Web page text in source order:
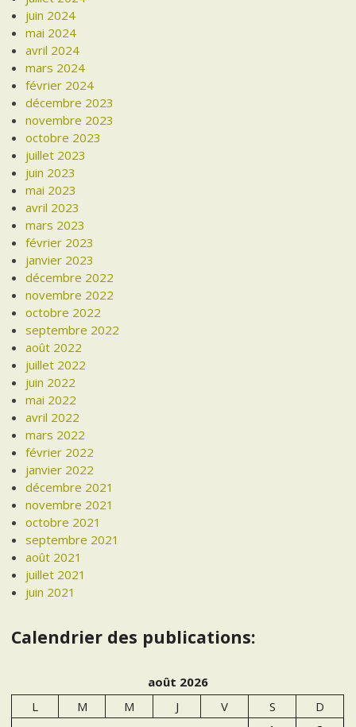
juin 2024
mai 2024
avril 2024
mars 2024
février 2024
décembre 2023
novembre 2023
octobre 2023
juillet 2023
juin 2023
mai 2023
avril 2023
mars 2023
février 2023
janvier 2023
décembre 2022
novembre 2022
octobre 2022
septembre 2022
août 2022
juillet 2022
juin 2022
mai 2022
avril 2022
mars 2022
février 2022
janvier 2022
décembre 2021
novembre 2021
octobre 2021
septembre 2021
août 2021
juillet 2021
juin 2021
Calendrier des publications:
août 2026
L
M M J V S
D